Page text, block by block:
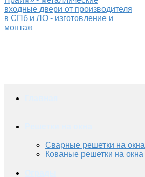
Сварные решетки на окна
Кованые решетки на окна